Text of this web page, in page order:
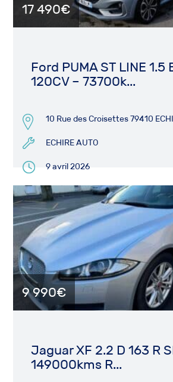
17 490€
Ford PUMA ST LINE 1.5
120CV – 73700k...
10 Rue des Croisettes 79410
ECHIRE AUTO
9 avril 2026
9 990€
Jaguar XF 2.2 D 163 R
149000kms R...